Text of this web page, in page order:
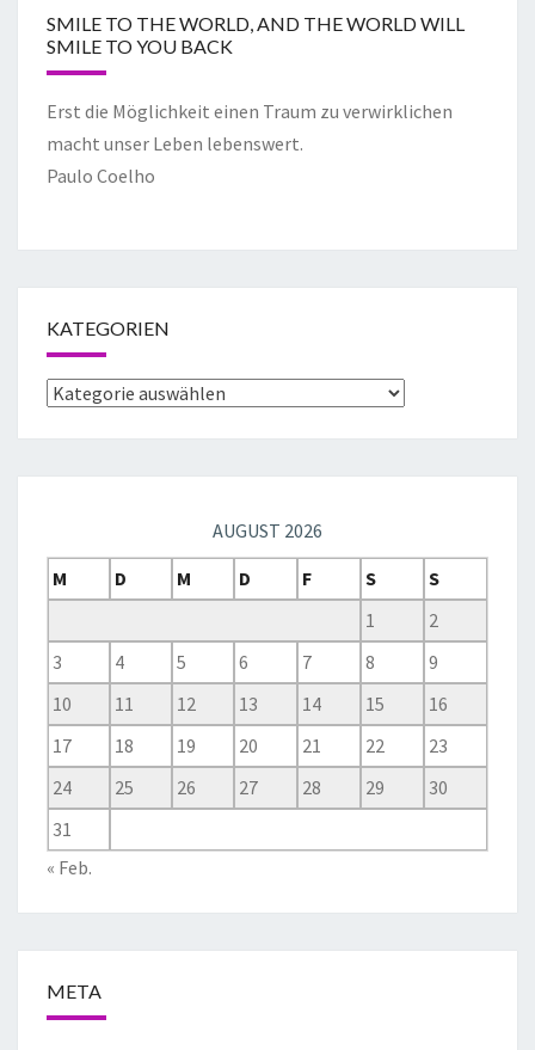
SMILE TO THE WORLD, AND THE WORLD WILL
SMILE TO YOU BACK
Erst die Möglichkeit einen Traum zu verwirklichen
macht unser Leben lebenswert.
Paulo Coelho
KATEGORIEN
AUGUST 2026
M
D M D F S
S
1
2
3
4 5 6 7 8
9
10
11 12 13 14 15
16
17
18 19 20 21 22
23
24
25 26 27 28 29
30
31
« Feb.
META